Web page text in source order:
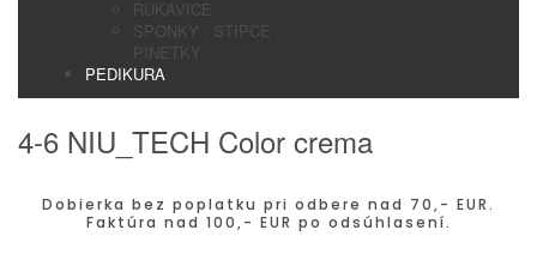
RUKAVICE
SPONKY , STIPCE ,
PINETKY
PEDIKURA
4-6 NIU_TECH Color crema
Dobierka bez poplatku pri odbere nad 70,- EUR.
Faktúra nad 100,- EUR po odsúhlasení.